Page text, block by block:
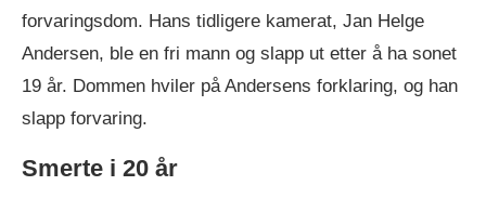
forvaringsdom. Hans tidligere kamerat, Jan Helge
Andersen, ble en fri mann og slapp ut etter å ha sonet
19 år. Dommen hviler på Andersens forklaring, og han
slapp forvaring.
Smerte i 20 år